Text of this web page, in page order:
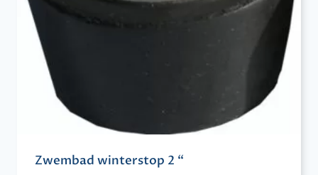
Zwembad winterstop 2 “